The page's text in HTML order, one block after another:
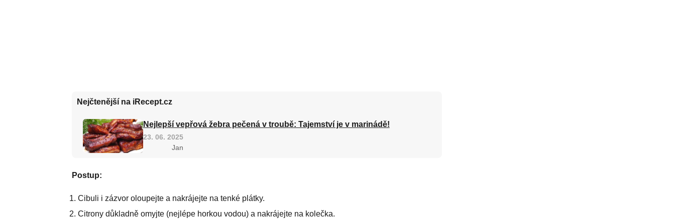
Nejčtenější na iRecept.cz
Nejlepší vepřová žebra pečená v troubě: Tajemství je v marinádě!
23. 06. 2025
Jan
Postup:
Cibuli i zázvor oloupejte a nakrájejte na tenké plátky.
Citrony důkladně omyjte (nejlépe horkou vodou) a nakrájejte na kolečka.